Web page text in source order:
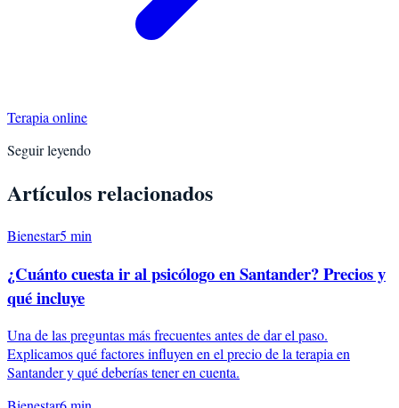
Terapia online
Seguir leyendo
Artículos relacionados
Bienestar5 min
¿Cuánto cuesta ir al psicólogo en Santander? Precios y
qué incluye
Una de las preguntas más frecuentes antes de dar el paso.
Explicamos qué factores influyen en el precio de la terapia en
Santander y qué deberías tener en cuenta.